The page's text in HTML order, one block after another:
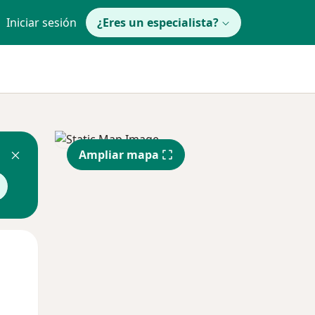
Iniciar sesión ¿Eres un especialista?
Ampliar mapa